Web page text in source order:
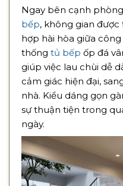
Ngay bên cạnh
bếp, không gian được
hợp hài hòa giữa
thống tủ bếp ốp đá
giúp việc lau chùi dễ
cảm giác hiện đại,
nhà. Kiểu dáng gọn
sự thuận tiện trong
ngày.